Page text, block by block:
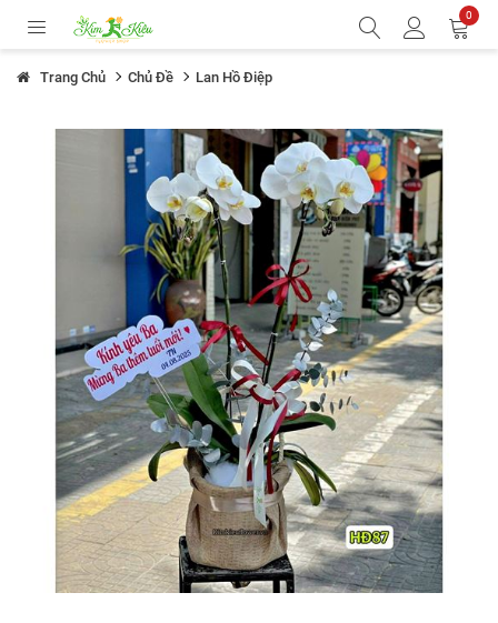
0
Trang Chủ Chủ Đề Lan Hồ Điệp